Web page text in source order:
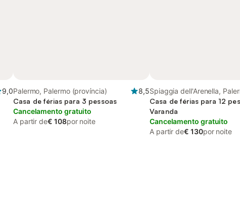
9,0Palermo, Palermo (província)
8,5
Casa de férias para 3 pessoas
Cancelamento gratuito
A partir de€ 108por noite
Spiaggia dell'Arenella,
Casa de férias para 12
Varanda
Cancelamento gratuito
A partir de€ 130por noite